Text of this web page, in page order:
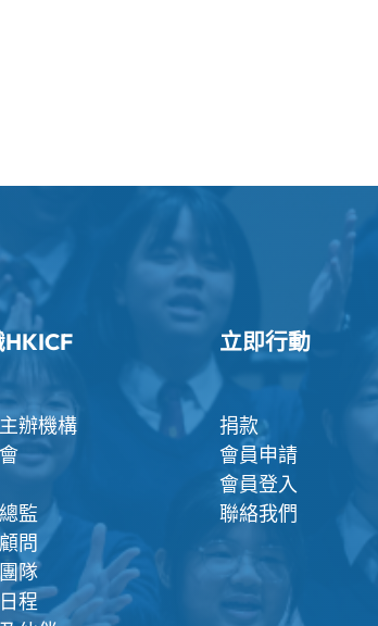
辦機構
監
問
隊
程
立即行動
捐款
會員申請
會員登入
聯絡我們